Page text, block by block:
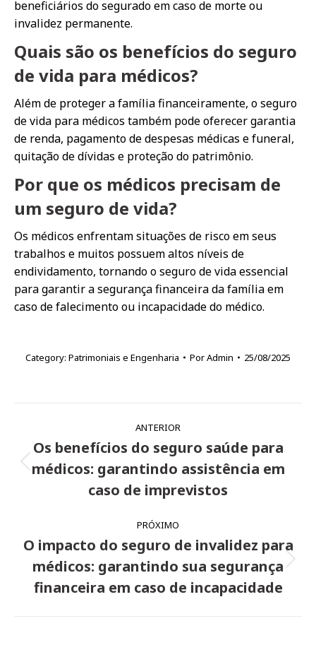
beneficiários do segurado em caso de morte ou
invalidez permanente.
Quais são os benefícios do seguro
de vida para médicos?
Além de proteger a família financeiramente, o seguro
de vida para médicos também pode oferecer garantia
de renda, pagamento de despesas médicas e funeral,
quitação de dívidas e proteção do patrimônio.
Por que os médicos precisam de
um seguro de vida?
Os médicos enfrentam situações de risco em seus
trabalhos e muitos possuem altos níveis de
endividamento, tornando o seguro de vida essencial
para garantir a segurança financeira da família em
caso de falecimento ou incapacidade do médico.
Category: Patrimoniais e Engenharia PorAdmin 25/08/2025
de
post:
ANTERIOR
Post
anterior:
Os benefícios do seguro saúde para
médicos: garantindo assistência em
caso de imprevistos
PRÓXIMO
Próximo
post:
O impacto do seguro de invalidez para
médicos: garantindo sua segurança
financeira em caso de incapacidade